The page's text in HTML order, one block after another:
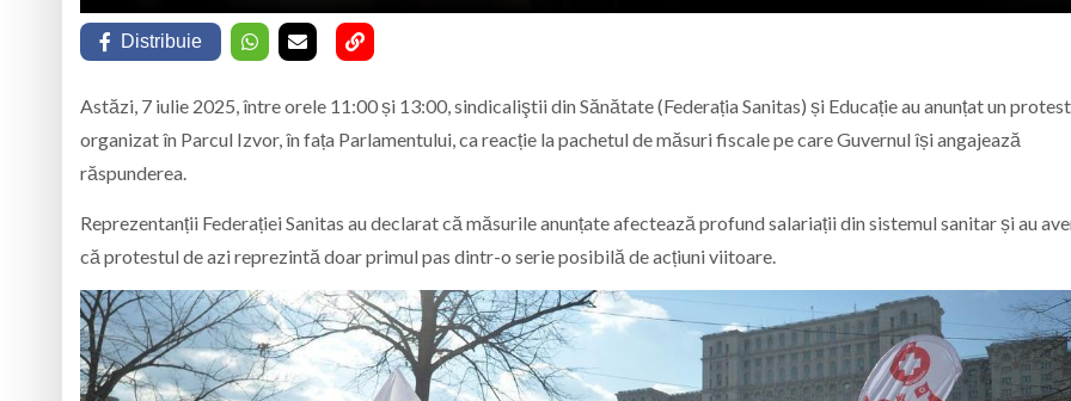
Distribuie
Astăzi, 7 iulie 2025, între orele 11:00 și 13:00, sindicaliştii din Sănătate (Federația Sanitas) și Educație au anunțat un protest
organizat în Parcul Izvor, în fața Parlamentului, ca reacție la pachetul de măsuri fiscale pe care Guvernul își angajează
răspunderea.
Reprezentanții Federației Sanitas au declarat că măsurile anunțate afectează profund salariații din sistemul sanitar și au
că protestul de azi reprezintă doar primul pas dintr-o serie posibilă de acțiuni viitoare.